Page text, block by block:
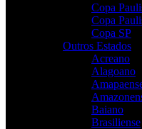
Copa
Copa
Copa SP
Outros Estados
Acreano
Alagoano
Baiano
Brasiliense